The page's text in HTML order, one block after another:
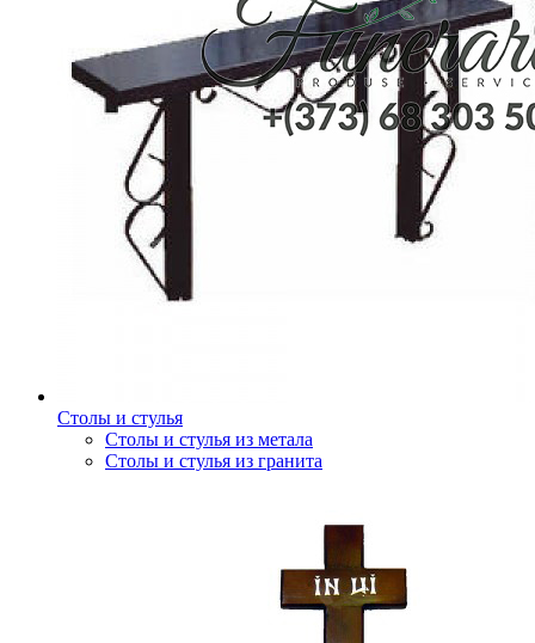
Столы и стулья
Столы и стулья из метала
Столы и стулья из гранита